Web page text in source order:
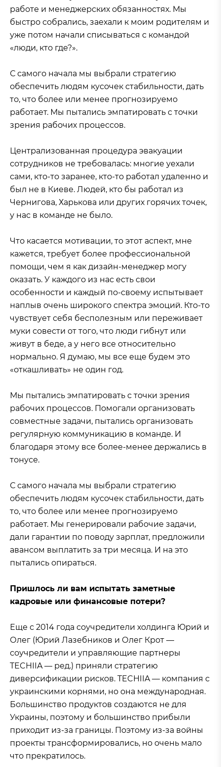
работе и менеджерских обязанностях. Мы
быстро собрались, заехали к моим родителям и
уже потом начали списываться с командой
«люди, кто где?».
С самого начала мы выбрали стратегию
обеспечить людям кусочек стабильности, дать
то, что более или менее прогнозируемо
работает. Мы пытались эмпатировать с точки
зрения рабочих процессов.
Централизованная процедура эвакуации
сотрудников не требовалась: многие уехали
сами, кто-то заранее, кто-то работал удаленно и
был не в Киеве. Людей, кто бы работал из
Чернигова, Харькова или других горячих точек,
у нас в команде не было.
Что касается мотивации, то этот аспект, мне
кажется, требует более профессиональной
помощи, чем я как дизайн-менеджер могу
оказать. У каждого из нас есть свои
особенности и каждый по-своему испытывает
наплыв очень широкого спектра эмоций. Кто-то
чувствует себя бесполезным или переживает
муки совести от того, что люди гибнут или
живут в беде, а у него все относительно
нормально. Я думаю, мы все еще будем это
«откашливать» не один год.
Мы пытались эмпатировать с точки зрения
рабочих процессов. Помогали организовать
совместные задачи, пытались организовать
регулярную коммуникацию в команде. И
благодаря этому все более-менее держались в
тонусе.
С самого начала мы выбрали стратегию
обеспечить людям кусочек стабильности, дать
то, что более или менее прогнозируемо
работает. Мы генерировали рабочие задачи,
дали гарантии по поводу зарплат, предложили
авансом выплатить за три месяца. И на это
пытались опираться.
Пришлось ли вам испытать заметные
кадровые или финансовые потери?
Еще с 2014 года соучредители холдинга Юрий и
Олег (Юрий Лазебников и Олег Крот —
соучредители и управляющие партнеры
TECHIIA — ред.) приняли стратегию
диверсификации рисков. TECHIIA — компания с
украинскими корнями, но она международная.
Большинство продуктов создаются не для
Украины, поэтому и большинство прибыли
приходит из-за границы. Поэтому из-за войны
проекты трансформировались, но очень мало
что прекратилось.